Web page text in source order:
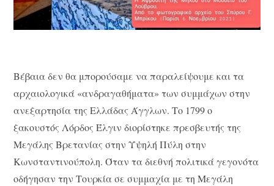
Βέβαια δεν θα μπορούσαμε να παραλείψουμε και τα
αρχαιολογικά «ανδραγαθήματα» των συμμάχων στην
ανεξαρτησία της Ελλάδας Άγγλων. Το 1799 ο
ξακουστός Λόρδος Έλγιν διορίστηκε πρεσβευτής της
Μεγάλης Βρετανίας στην Υψηλή Πύλη στην
Κωνσταντινούπολη. Όταν τα διεθνή πολιτικά γεγονότα
οδήγησαν την Τουρκία σε συμμαχία με τη Μεγάλη